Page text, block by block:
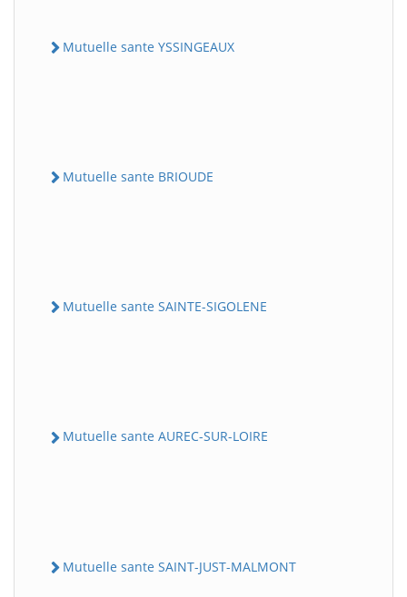
Mutuelle sante YSSINGEAUX
Mutuelle sante BRIOUDE
Mutuelle sante SAINTE-SIGOLENE
Mutuelle sante AUREC-SUR-LOIRE
Mutuelle sante SAINT-JUST-MALMONT